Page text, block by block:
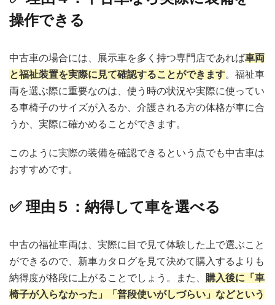
操作できる
中古車の場合には、展示車を多く持つ専門店であれば車両
と福祉装置を実際に見て確認することができます。福祉車
両を選ぶ際に重要なのは、使う時の状況や実際に使ってい
る車椅子のサイズが入るか、介護される方の体格が車に合
うか、実際に確かめることができます。
このように実際の装備を確認できる という点でも中古車は
おすすめです。
✅ 理由５：納得して車を選べる
中古の福祉車両は、実際に目で見て体験した上で選ぶこと
ができるので、新車カタログを見て決めて購入するよりも
納得度が格段に上がることでしょう。また、 購入後に「車
椅子が入らなかった」「普段使いがしづらい」などという